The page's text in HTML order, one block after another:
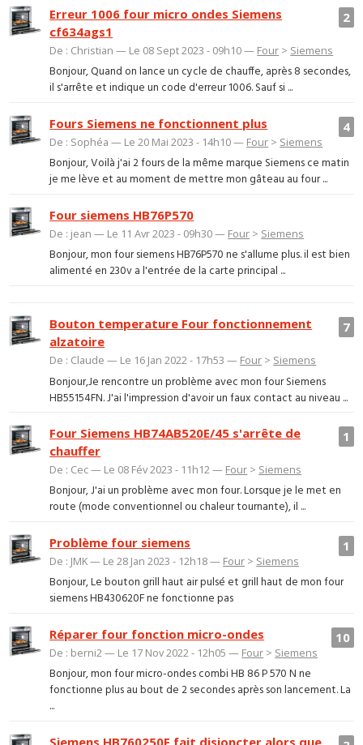
2
Erreur 1006 four micro ondes Siemens
cf634ags1
De : Christian — Le 08 Sept 2023 - 09h10 — Four > Siemens
Bonjour, Quand on lance un cycle de chauffe, après 8 secondes,
il s'arrête et indique un code d'erreur 1006. Sauf si ...
4
Fours Siemens ne fonctionnent plus
De : Sophéa — Le 20 Mai 2023 - 14h10 — Four > Siemens
Bonjour, Voilà j'ai 2 fours de la même marque Siemens ce matin
je me lève et au moment de mettre mon gâteau au four ...
Four siemens HB76P570
De : jean — Le 11 Avr 2023 - 09h30 — Four > Siemens
Bonjour, mon four siemens HB76P570 ne s'allume plus. il est bien
alimenté en 230v a l'entrée de la carte principal ...
7
Bouton temperature Four fonctionnement
alzatoire
De : Claude — Le 16 Jan 2022 - 17h53 — Four > Siemens
Bonjour,Je rencontre un problème avec mon four Siemens
HB55154FN. J'ai l'impression d'avoir un faux contact au niveau ...
1
Four Siemens HB74AB520E/45 s'arrête de
chauffer
De : Cec — Le 08 Fév 2023 - 11h12 — Four > Siemens
Bonjour, J'ai un problème avec mon four. Lorsque je le met en
route (mode conventionnel ou chaleur tournante), il ...
1
Problème four siemens
De : JMK — Le 28 Jan 2023 - 12h18 — Four > Siemens
Bonjour, Le bouton grill haut air pulsé et grill haut de mon four
siemens HB430620F ne fonctionne pas
10
Réparer four fonction micro-ondes
De : berni2 — Le 17 Nov 2022 - 12h05 — Four > Siemens
Bonjour, mon four micro-ondes combi HB 86 P 570 N ne
fonctionne plus au bout de 2 secondes après son lancement. La
...
Siemens HB760250F fait disjoncter alors que